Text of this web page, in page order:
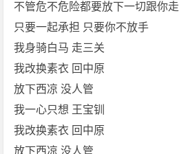
不管危不危险都要放下一切跟你走
只要一起承担 只要你不放手
我身骑白马 走三关
我改换素衣 回中原
放下西凉 没人管
我一心只想 王宝钏
我改换素衣 回中原
放下西凉 没人管